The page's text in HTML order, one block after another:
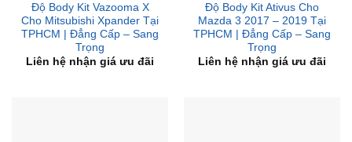
Độ Body Kit Vazooma X
Cho Mitsubishi Xpander Tại
TPHCM | Đẳng Cấp – Sang
Trọng
Liên hệ nhận giá ưu đãi
Độ Body Kit Ativus Cho
Mazda 3 2017 – 2019 Tại
TPHCM | Đẳng Cấp – Sang
Trọng
Liên hệ nhận giá ưu đãi